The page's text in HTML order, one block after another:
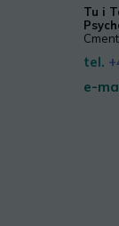
Tu i
tel.
e-